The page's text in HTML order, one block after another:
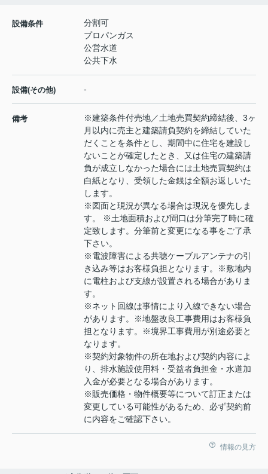
設備条件
分割可
プロパンガス
公営水道
公共下水
設備(その他) -
備考
※建築条件付売地／土地売買契約締結後、3ヶ
月以内に売主と建築請負契約を締結していた
だくことを条件とし、期間中に住宅を建設し
ないことが確定したとき、又は住宅の建築請
負が成立しなかった場合には土地売買契約は
白紙となり、受領した金銭は全額お返しいた
します。
※図面と現況が異なる場合は現況を優先しま
す。 ※土地面積および間口は分筆完了時に確
定致します。分筆前と変更になる事をご了承
下さい。
※電波障害による共聴ケーブルアンテナの引
き込み等はお客様負担となります。※敷地内
に電柱および支線が設置される場合がありま
す。
※ネット回線は事情により入線できない場合
があります。※地盤改良工事費用はお客様負
担となります。※境界工事費用が別途必要と
なります。
※契約対象物件の所在地および契約内容によ
り、排水施設使用料・受益者負担金・水道加
入金が必要となる場合があります。
※販売価格・物件概要等について訂正または
変更している可能性があるため、必ず契約前
に内容をご確認下さい。
情報の見方